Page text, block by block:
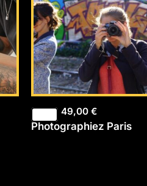
49,00 €
Photographiez Paris